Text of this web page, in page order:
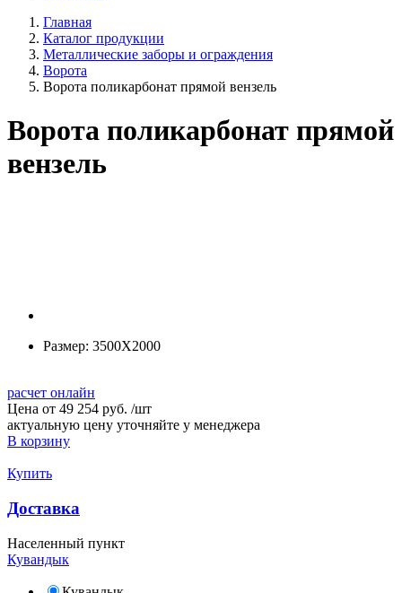
Главная
Каталог продукции
Металлические заборы и ограждения
Ворота
Ворота поликарбонат прямой вензель
Ворота поликарбонат прямой
вензель
Размер: 3500Х2000
расчет онлайн
Цена от 49 254 руб. /шт
актуальную цену уточняйте у менеджера
В корзину
Купить
Доставка
Населенный пункт
Кувандык